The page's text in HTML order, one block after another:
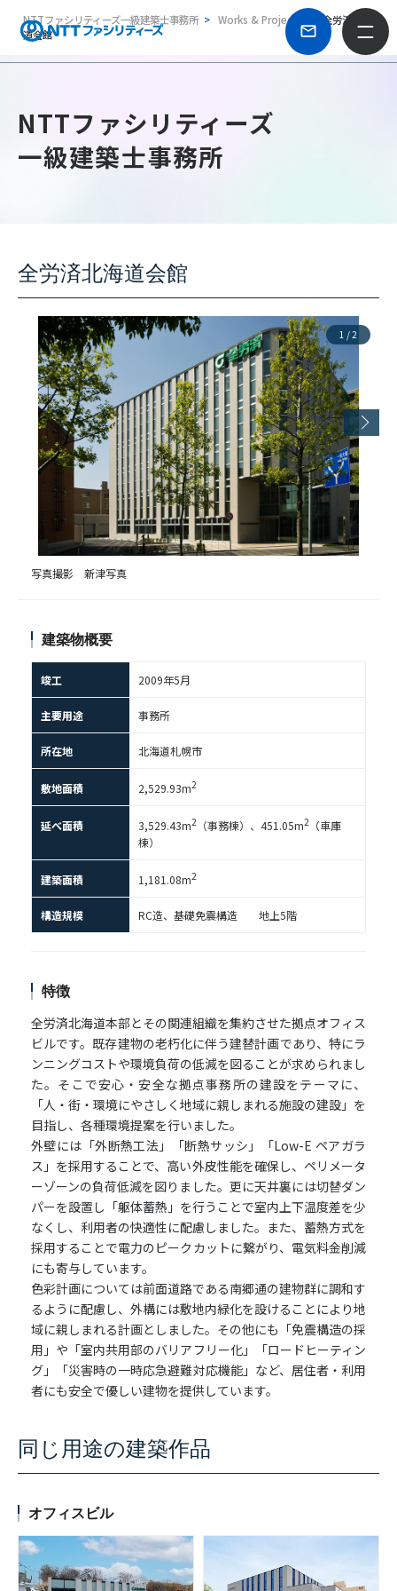
NTTファシリティーズ一級建築士事務所 Works & Projects
全労済北海
道会館
NTTファシリティーズ
一級建築士事務所
全労済北海道会館
1 /2
写真撮影 新津写真
建築物概要
竣工 2009年5月
主要用途 事務所
所在地 北海道札幌市
敷地面積 2,529.93m2
延べ面積 3,529.43m2 （事務棟）、451.05m2 （車庫
棟）
建築面積 1,181.08m2
構造規模 RC造、基礎免震構造 地上5階
特徴
全労済北海道本部とその関連組織を集約させた拠点オフィス
ビルです。既存建物の老朽化に伴う建替計画であり、特にラ
ンニングコストや環境負荷の低減を図ることが求められまし
た。そこで安心・安全な拠点事務所の建設をテーマに、
「人・街・環境にやさしく地域に親しまれる施設の建設」を
目指し、各種環境提案を行いました。
外壁には「外断熱工法」「断熱サッシ」「Low-E ペアガラ
ス」を採用することで、高い外皮性能を確保し、ペリメータ
ーゾーンの負荷低減を図りました。更に天井裏には切替ダン
パーを設置し「躯体蓄熱」を行うことで室内上下温度差を少
なくし、利用者の快適性に配慮しました。また、蓄熱方式を
採用することで電力のピークカットに繋がり、電気料金削減
にも寄与しています。
色彩計画については前面道路である南郷通の建物群に調和す
るように配慮し、外構には敷地内緑化を設けることにより地
域に親しまれる計画としました。その他にも「免震構造の採
用」や「室内共用部のバリアフリー化」「ロードヒーティン
グ」「災害時の一時応急避難対応機能」など、居住者・利用
者にも安全で優しい建物を提供しています。
同じ用途の建築作品
オフィスビル